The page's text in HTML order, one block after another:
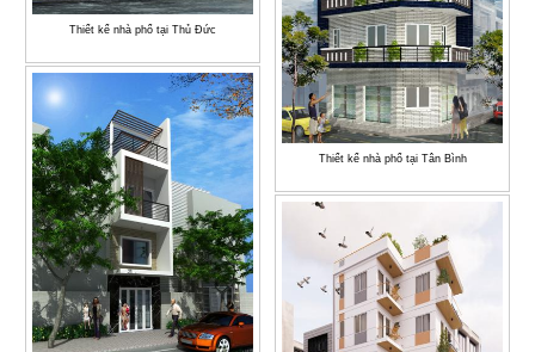
Thiết kế nhà phố tại Thủ Đức
Thiết kế nhà phố tại Tân Bình